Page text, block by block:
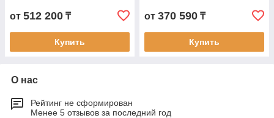
от 512 200 ₸
Купить
от 370 590 ₸
Купить
О нас
Рейтинг не сформирован
Менее 5 отзывов за последний год